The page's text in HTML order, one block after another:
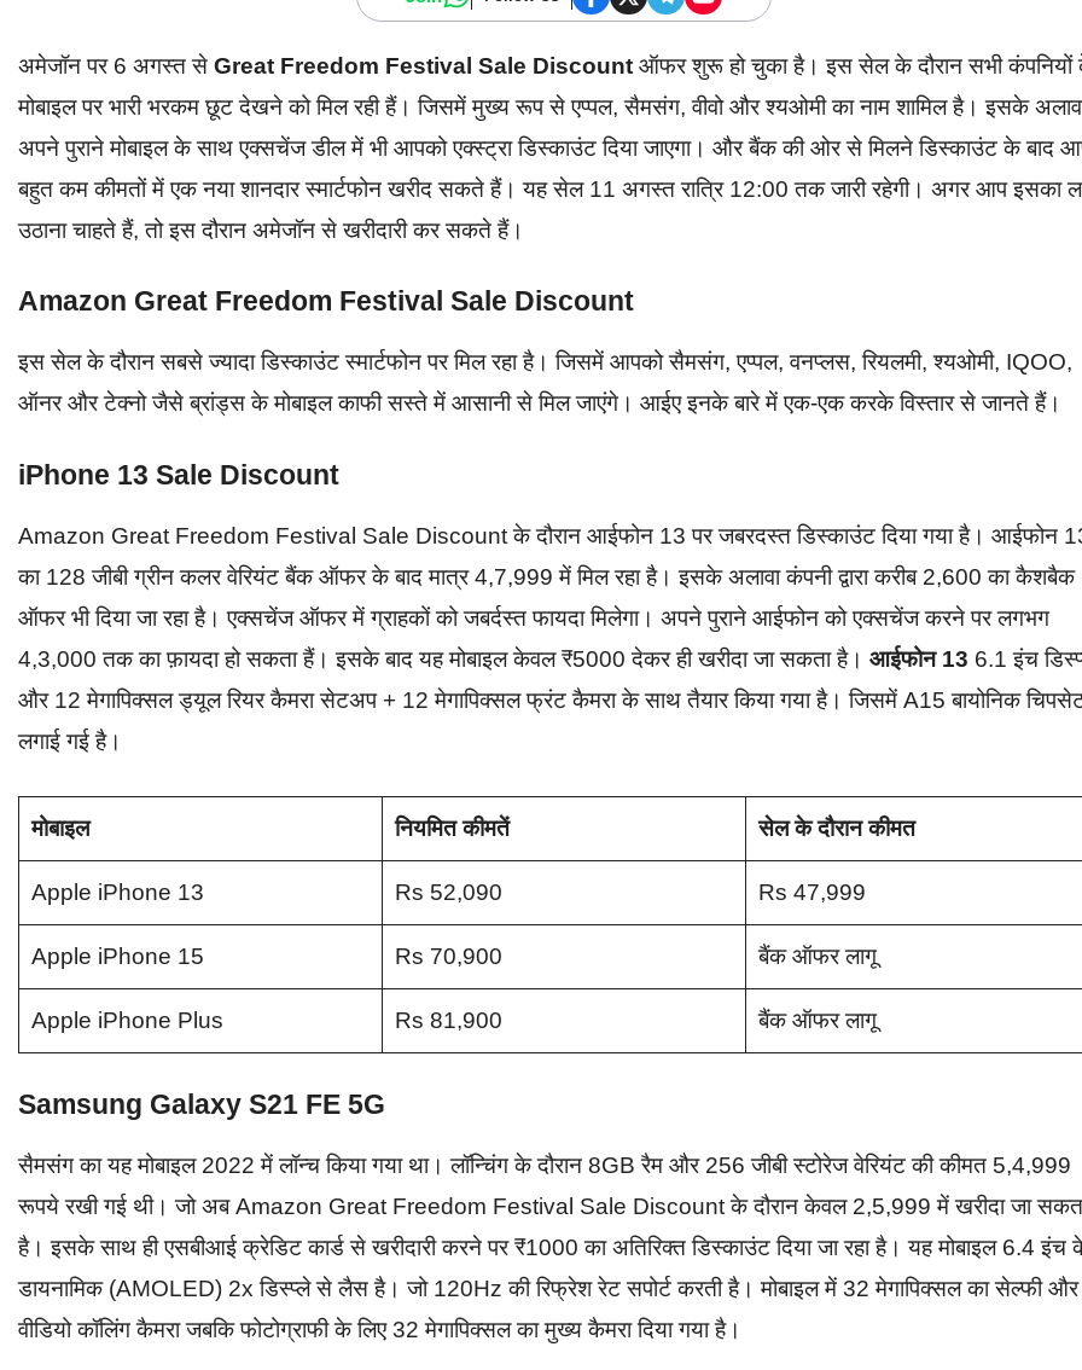
अमेजॉन पर 6 अगस्त से Great Freedom Festival Sale Discount ऑफर शुरू हो चुका है। इस सेल के दौरान सभी कंपनियों
मोबाइल पर भारी भरकम छूट देखने को मिल रही हैं। जिसमें मुख्य रूप से एप्पल, सैमसंग, वीवो और श्यओमी का नाम शामिल है। इसके
अपने पुराने मोबाइल के साथ एक्सचेंज डील में भी आपको एक्स्ट्रा डिस्काउंट दिया जाएगा। और बैंक की ओर से मिलने डिस्काउंट के बाद
बहुत कम कीमतों में एक नया शानदार स्मार्टफोन खरीद सकते हैं। यह सेल 11 अगस्त रात्रि 12:00 तक जारी रहेगी। अगर आप इसका
उठाना चाहते हैं, तो इस दौरान अमेजॉन से खरीदारी कर सकते हैं।
Amazon Great Freedom Festival Sale Discount
इस सेल के दौरान सबसे ज्यादा डिस्काउंट स्मार्टफोन पर मिल रहा है। जिसमें आपको सैमसंग, एप्पल, वनप्लस, रियलमी, श्यओमी, IQOO,
ऑनर और टेक्नो जैसे ब्रांड्स के मोबाइल काफी सस्ते में आसानी से मिल जाएंगे। आईए इनके बारे में एक-एक करके विस्तार से जानते हैं।
iPhone 13 Sale Discount
Amazon Great Freedom Festival Sale Discount के दौरान आईफोन 13 पर जबरदस्त डिस्काउंट दिया गया है। आईफोन
का 128 जीबी ग्रीन कलर वेरियंट बैंक ऑफर के बाद मात्र 4,7,999 में मिल रहा है। इसके अलावा कंपनी द्वारा करीब 2,600 का कैशबैक
ऑफर भी दिया जा रहा है। एक्सचेंज ऑफर में ग्राहकों को जबर्दस्त फायदा मिलेगा। अपने पुराने आईफोन को एक्सचेंज करने पर लगभग
4,3,000 तक का फ़ायदा हो सकता हैं। इसके बाद यह मोबाइल केवल ₹5000 देकर ही खरीदा जा सकता है। आईफोन 13 6.1 इंच
और 12 मेगापिक्सल ड्यूल रियर कैमरा सेटअप + 12 मेगापिक्सल फ्रंट कैमरा के साथ तैयार किया गया है। जिसमें A15 बायोनिक
लगाई गई है।
मोबाइल नियमित कीमतें सेल के दौरान कीमत
Apple iPhone 13 Rs 52,090 Rs 47,999
Apple iPhone 15 Rs 70,900 बैंक ऑफर लागू
Apple iPhone Plus Rs 81,900 बैंक ऑफर लागू
Samsung Galaxy S21 FE 5G
सैमसंग का यह मोबाइल 2022 में लॉन्च किया गया था। लॉन्चिंग के दौरान 8GB रैम और 256 जीबी स्टोरेज वेरियंट की कीमत 5,4,999
रूपये रखी गई थी। जो अब Amazon Great Freedom Festival Sale Discount के दौरान केवल 2,5,999 में खरीदा जा
है। इसके साथ ही एसबीआई क्रेडिट कार्ड से खरीदारी करने पर ₹1000 का अतिरिक्त डिस्काउंट दिया जा रहा है। यह मोबाइल 6.4 इंच
डायनामिक (AMOLED) 2x डिस्प्ले से लैस है। जो 120Hz की रिफ्रेश रेट सपोर्ट करती है। मोबाइल में 32 मेगापिक्सल का सेल्फी और
वीडियो कॉलिंग कैमरा जबकि फोटोग्राफी के लिए 32 मेगापिक्सल का मुख्य कैमरा दिया गया है।